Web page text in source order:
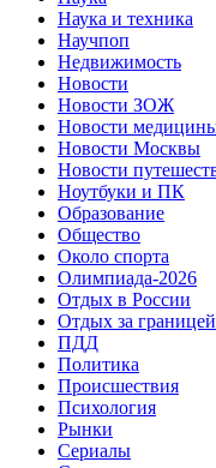
Наука и техника
Научпоп
Недвижимость
Новости
Новости ЗОЖ
Новости
Новости Москвы
Новости
Ноутбуки и ПК
Образование
Общество
Около спорта
Олимпиада-2026
Отдых в России
Отдых за границей
ПДД
Политика
Происшествия
Психология
Рынки
Сериалы